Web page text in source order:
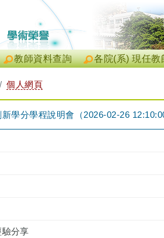
各院(系) 現任教
教師資料查詢
個人網頁
學分學程說明會（2026-02-26
驗分享